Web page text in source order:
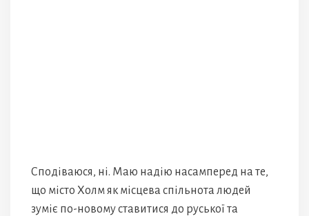
Сподіваюся, ні. Маю надію насамперед на те,
що місто Холм як місцева спільнота людей
зуміє по-новому ставитися до руської та